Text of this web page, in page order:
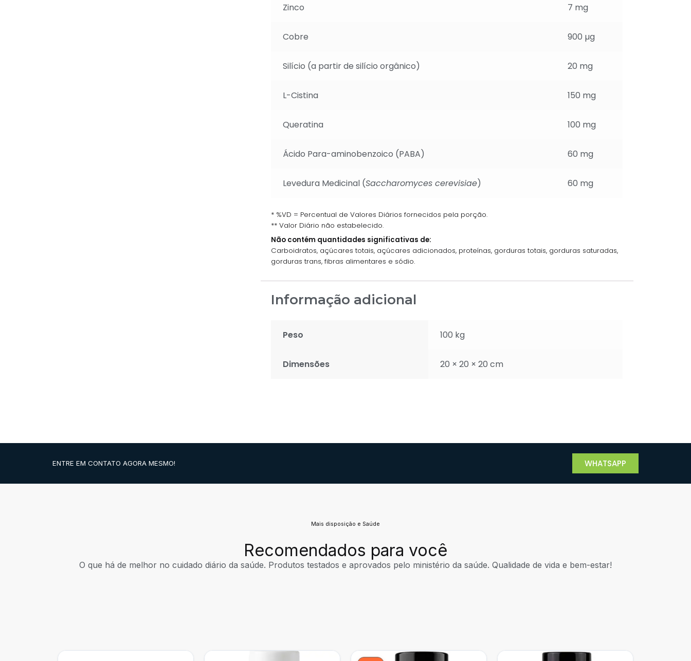
Zinco 7 mg
Cobre 900 µg
Silício (a partir de silício orgânico) 20 mg
L-Cistina 150 mg
Queratina 100 mg
Ácido Para-aminobenzoico (PABA) 60 mg
Levedura Medicinal (Saccharomyces cerevisiae) 60 mg
* %VD = Percentual de Valores Diários fornecidos pela porção.
** Valor Diário não estabelecido.
Não contém quantidades significativas de:
Carboidratos, açúcares totais, açúcares adicionados, proteínas, gorduras totais, gorduras saturadas,
gorduras trans, fibras alimentares e sódio.
Informação adicional
Peso 100 kg
Dimensões 20 × 20 × 20 cm
ENTRE EM CONTATO AGORA MESMO! WHATSAPP
Mais disposição e Saúde
Recomendados para você
O que há de melhor no cuidado diário da saúde. Produtos testados e aprovados pelo ministério da saúde. Qualidade de vida e bem-estar!